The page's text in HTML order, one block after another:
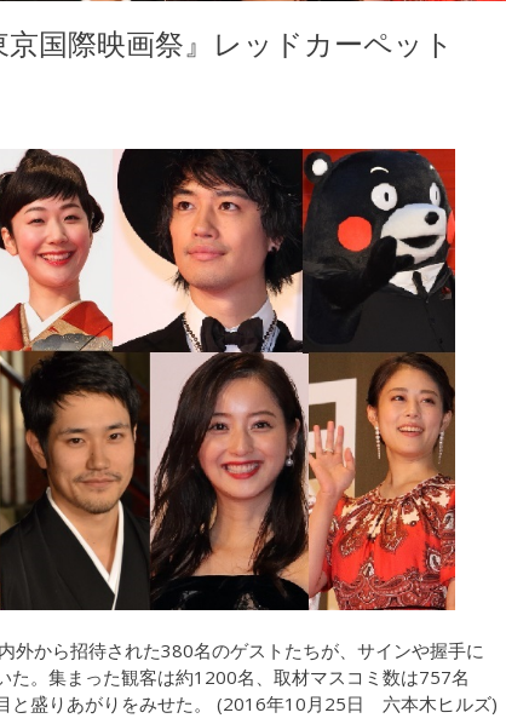
京国際映画祭』レッドカーペット
外から招待された380名のゲストたちが、サインや握手に
た。集まった観客は約1200名、取材マスコミ数は757名
と盛りあがりをみせた。 (2016年10月25日 六本木ヒルズ)